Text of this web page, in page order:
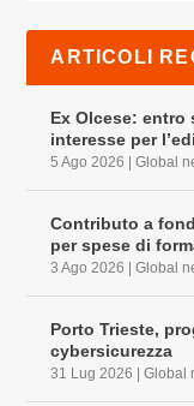
ARTICOLI
Ex Olcese: entro
interesse per
5 Ago 2026 |Global
Contributo a
per spese di
3 Ago 2026 |Global
Porto Trieste,
cybersicurezza
31 Lug 2026 |Global